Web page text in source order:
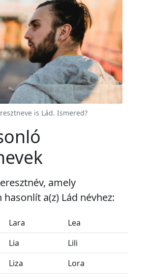
is Lád. Ismered?
amely
a(z) Lád névhez:
Lara
Lea
Lia
Lili
Liza
Lora